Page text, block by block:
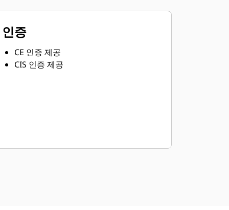
인증
CE 인증 제공
CIS 인증 제공